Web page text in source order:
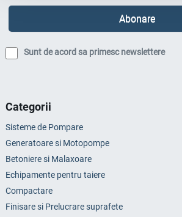
Sunt de acord sa primesc newslettere
Categorii
Sisteme de Pompare
Generatoare si Motopompe
Betoniere si Malaxoare
Echipamente pentru taiere
Compactare
Finisare si Prelucrare suprafete